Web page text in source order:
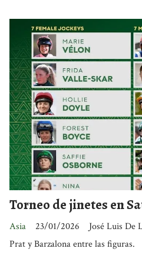
Torneo de jinetes en
José Luis De
Asia
23/01/2026
Prat y Barzalona entre las figuras.